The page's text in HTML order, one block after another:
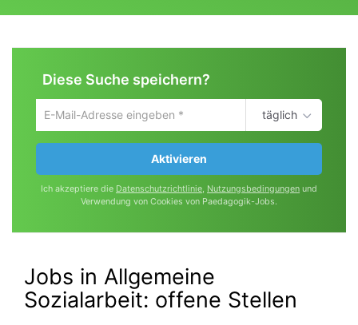
Diese Suche speichern?
Um
die
aktuelle
zu
speichern
deine
ein
täglich
Aktivieren
Ich akzeptiere die Datenschutzrichtlinie, Nutzungsbedingungen und
Verwendung von Cookies von Paedagogik-Jobs.
Jobs in Allgemeine
Sozialarbeit: offene Stellen